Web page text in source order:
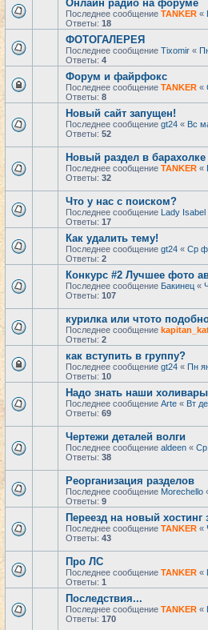
Онлайн радио на форуме
Последнее сообщение TANKER «
Ответы: 18
ФОТОГАЛЕРЕЯ
Последнее сообщение Tixomir «
Ответы: 4
Форум и файрфокс
Последнее сообщение TANKER «
Ответы: 8
Новый сайт запущен!
Последнее сообщение gt24 « Вс
Ответы: 52
Новый раздел в барахолке
Последнее сообщение TANKER «
Ответы: 32
Что у нас с поиском?
Последнее сообщение Lady Isabel
Ответы: 17
Как удалить тему!
Последнее сообщение gt24 « Ср
Ответы: 2
Конкурс #2 Лучшее фото
Последнее сообщение Бакинец «
Ответы: 107
курилка или чтото
Последнее сообщение
Ответы: 2
как вступить в группу?
Последнее сообщение gt24 « Пн
Ответы: 10
Надо знать наши
Последнее сообщение Arte « Вт
Ответы: 69
Чертежи деталей волги
Последнее сообщение aldeen « Ср
Ответы: 38
Реорганизация разделов
Последнее сообщение Morechello
Ответы: 9
Переезд на новый хостинг
Последнее сообщение TANKER «
Ответы: 43
Про ЛС
Последнее сообщение TANKER «
Ответы: 1
Последствия...
Последнее сообщение TANKER «
Ответы: 170